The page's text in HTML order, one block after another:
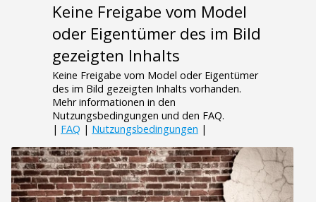
Keine Freigabe vom Model
oder Eigentümer des im Bild
gezeigten Inhalts
Keine Freigabe vom Model oder Eigentümer
des im Bild gezeigten Inhalts vorhanden.
Mehr informationen in den
Nutzungsbedingungen und den FAQ.
| FAQ | Nutzungsbedingungen |